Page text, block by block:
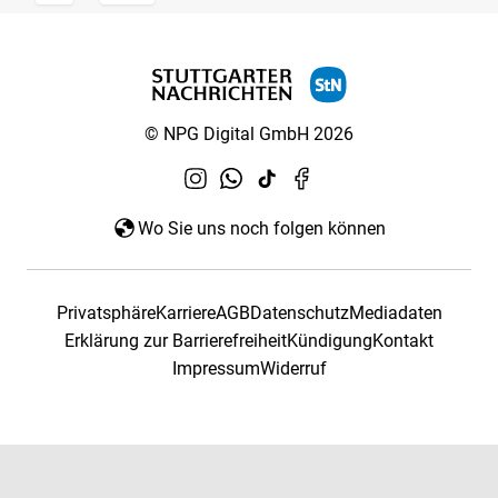
© NPG Digital GmbH 2026
Wo Sie uns noch folgen können
PrivatsphäreKarriereAGBDatenschutzMediadaten
Erklärung zur BarrierefreiheitKündigungKontakt
ImpressumWiderruf